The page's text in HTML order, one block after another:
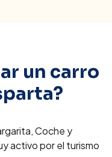
un carro
?
Coche y
activo por el turismo